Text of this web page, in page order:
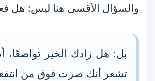
والسؤال الأقسى هنا ليس: هل
بل: هل زادك الخير تواضعًا،
تشعر أنك صرت فوق من